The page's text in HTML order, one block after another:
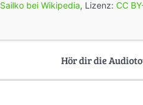
Sailko bei Wikipedia, Lizenz: CC
Hör dir die